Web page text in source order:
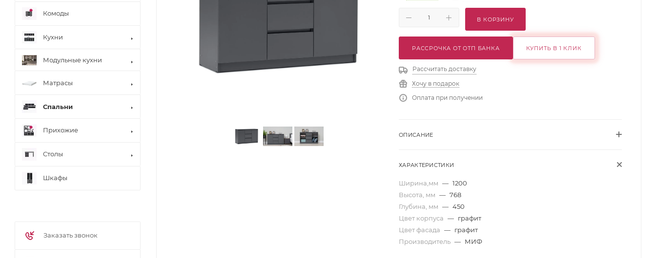
В КОРЗИНУ
РАССРОЧКА ОТ ОТП БАНКА КУПИТЬ В 1 КЛИК
Рассчитать доставку
Хочу в подарок
Оплата при получении
ОПИСАНИЕ
ХАРАКТЕРИСТИКИ
Ширина,мм — 1200
Высота, мм — 768
Глубина, мм — 450
Цвет корпуса — графит
Цвет фасада — графит
Производитель — МИФ
Комоды
Кухни
Модульные кухни
Матрасы
Спальни
Прихожие
Столы
Шкафы
Заказать звонок